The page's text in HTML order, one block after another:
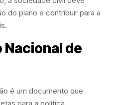
do plano e contribuir para a
Nacional de
é um documento que